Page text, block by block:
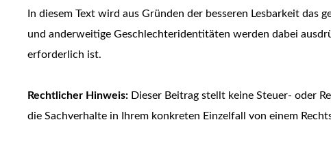
In diesem Text wird aus Gründen der besseren Lesbarkeit das
und anderweitige Geschlechteridentitäten werden dabei
erforderlich ist.
Rechtlicher Hinweis: Dieser Beitrag stellt keine Steuer- oder
die Sachverhalte in Ihrem konkreten Einzelfall von einem